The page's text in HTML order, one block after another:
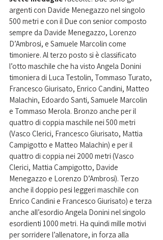
argenti con Davide Menegazzo nel singolo
500 metri e con il Due con senior composto
sempre da Davide Menegazzo, Lorenzo
D’Ambrosi, e Samuele Marcolin come
timoniere. Al terzo posto si è classificato
l’otto maschile che ha visto Angela Donini
timoniera di Luca Testolin, Tommaso Turato,
Francesco Giurisato, Enrico Candini, Matteo
Malachin, Edoardo Santi, Samuele Marcolin
e Tommaso Merola. Bronzo anche per il
quattro di coppia maschile nei 500 metri
(Vasco Clerici, Francesco Giurisato, Mattia
Campigotto e Matteo Malachin) e per il
quattro di coppia nei 2000 metri (Vasco
Clerici, Mattia Campigotto, Davide
Menegazzo e Lorenzo D’Ambrosi). Terzo
anche il doppio pesi leggeri maschile con
Enrico Candini e Francesco Giurisato) e terza
anche all’esordio Angela Donini nel singolo
esordienti 1000 metri. Ha quindi mille motivi
per sorridere l’allenatore, in forza alla